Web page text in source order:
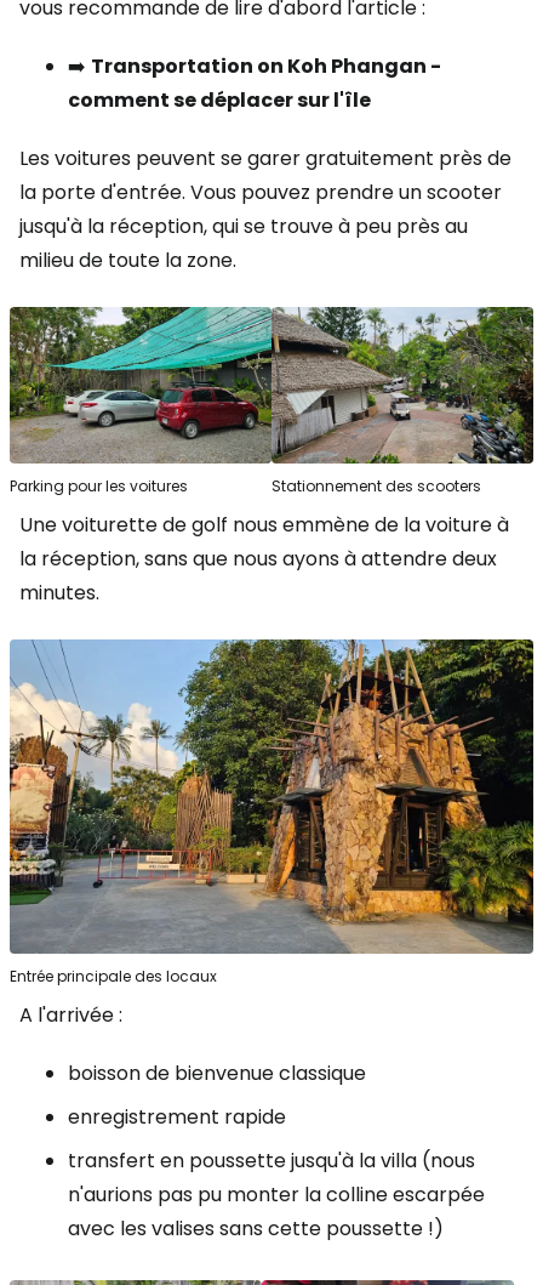
vous recommande de lire d'abord l'article :
➡️ Transportation on Koh Phangan -
comment se déplacer sur l'île
Les voitures peuvent se garer gratuitement près de
la porte d'entrée. Vous pouvez prendre un scooter
jusqu'à la réception, qui se trouve à peu près au
milieu de toute la zone.
Parking pour les voitures Stationnement des scooters
Une voiturette de golf nous emmène de la voiture à
la réception, sans que nous ayons à attendre deux
minutes.
Entrée principale des locaux
A l'arrivée :
boisson de bienvenue classique
enregistrement rapide
transfert en poussette jusqu'à la villa (nous
n'aurions pas pu monter la colline escarpée
avec les valises sans cette poussette !)